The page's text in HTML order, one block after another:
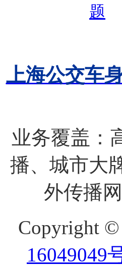
题
上海公交车
业务覆盖：
播、城市大
外传播
Copyright
16049049